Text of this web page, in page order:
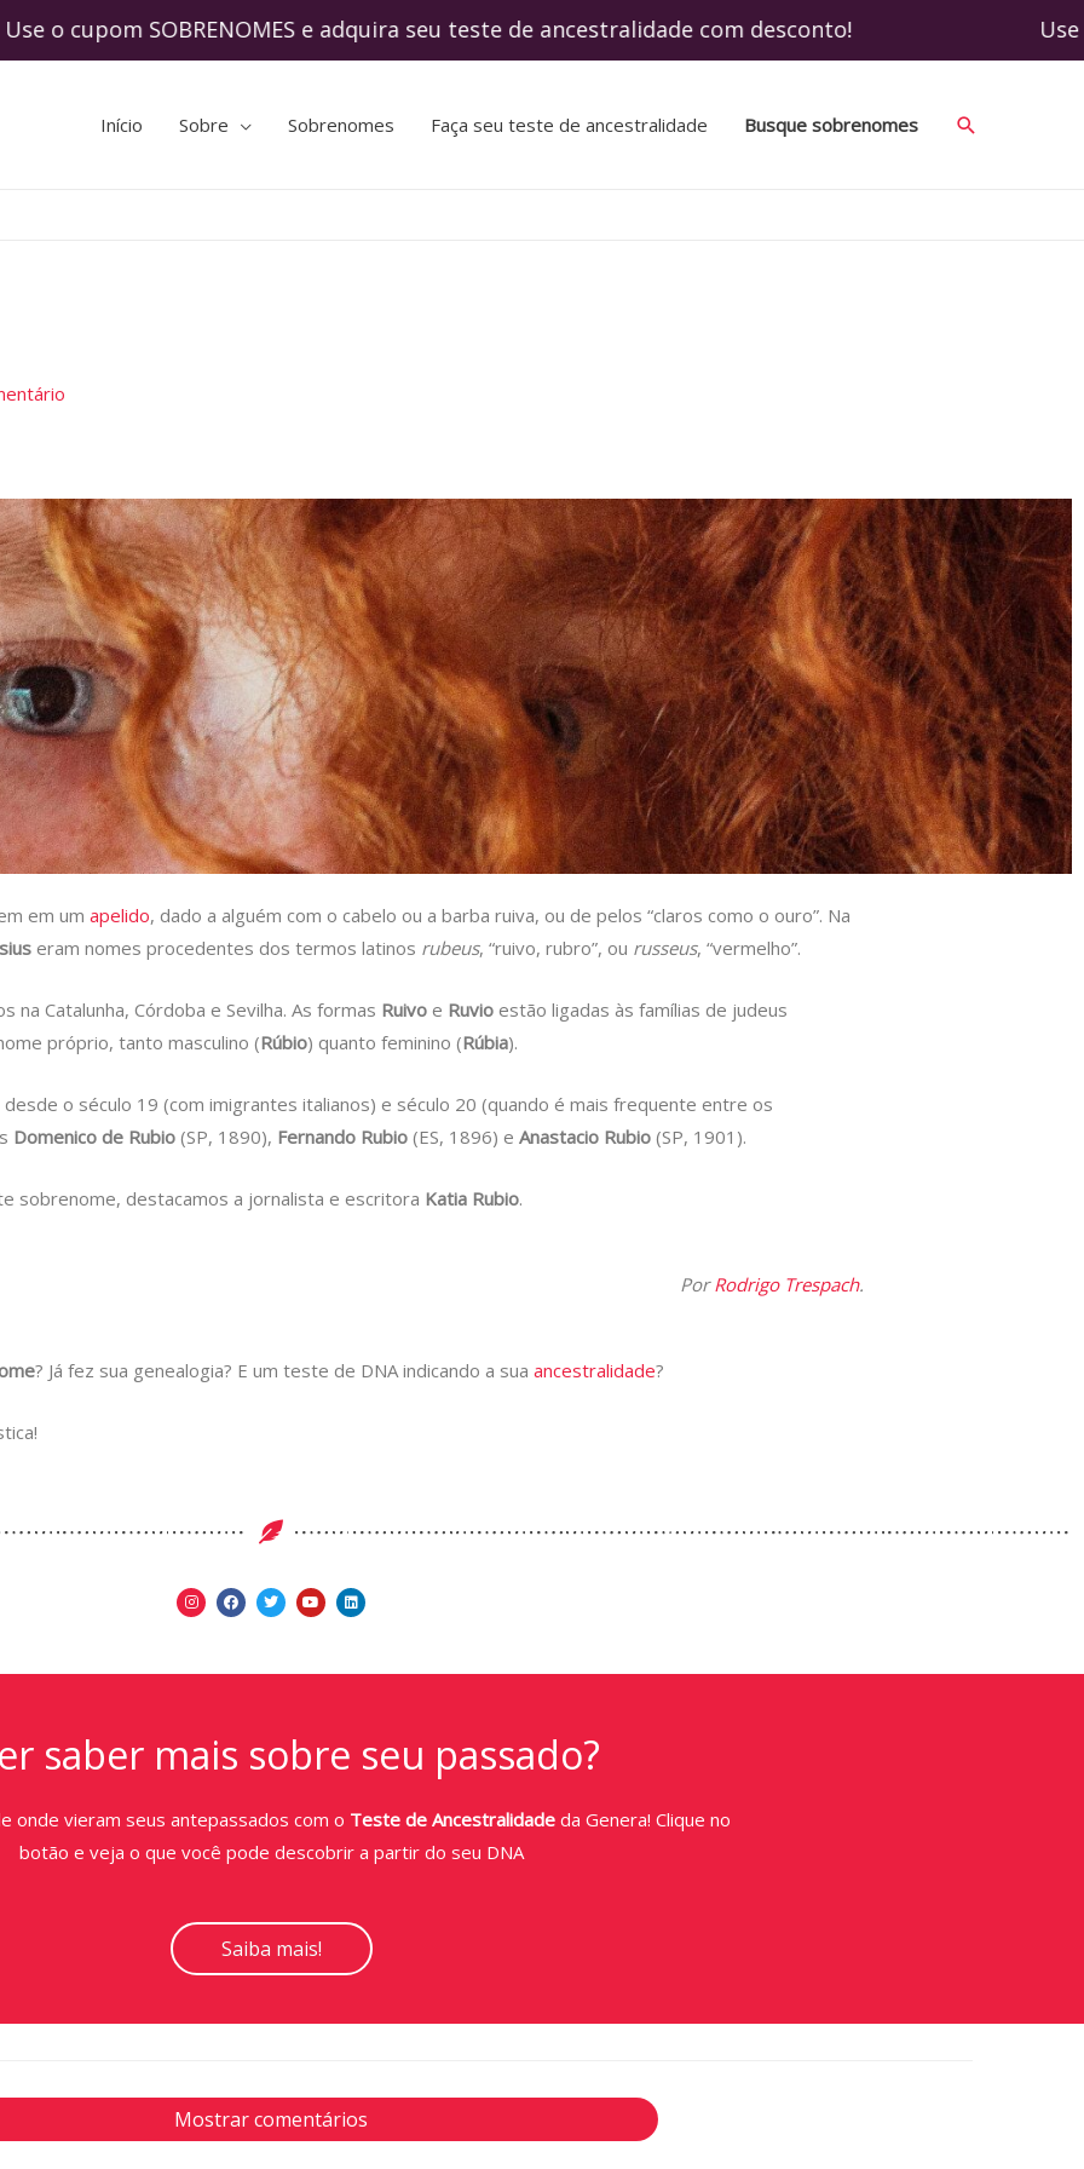
SOBRENOMES e adquira seu teste de ancestralidade com desconto! Use o
Início Sobre Sobrenomes Faça seu teste de ancestralidade Busque sobrenomes
em um apelido, dado a alguém com o cabelo ou a barba ruiva, ou de pelos “claros como o ouro”. Na
eram nomes procedentes dos termos latinos rubeus, “ruivo, rubro”, ou russeus, “vermelho”.
na Catalunha, Córdoba e Sevilha. As formas Ruivo e Ruvio estão ligadas às famílias de judeus
próprio, tanto masculino (Rúbio) quanto feminino (Rúbia).
o século 19 (com imigrantes italianos) e século 20 (quando é mais frequente entre os
Domenico de Rubio (SP, 1890), Fernando Rubio (ES, 1896) e Anastacio Rubio (SP, 1901).
sobrenome, destacamos a jornalista e escritora Katia Rubio.
PorRodrigo Trespach.
? Já fez sua genealogia? E um teste de DNA indicando a sua ancestralidade?
saber mais sobre seu passado?
onde vieram seus antepassados com o Teste de Ancestralidade da Genera! Clique no
botão e veja o que você pode descobrir a partir do seu DNA
Saiba mais!
Mostrar comentários